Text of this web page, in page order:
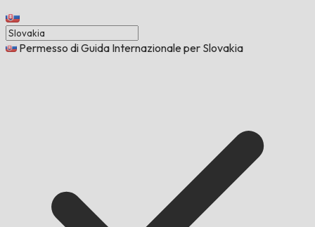
Permesso di Guida Internazionale per Slovakia